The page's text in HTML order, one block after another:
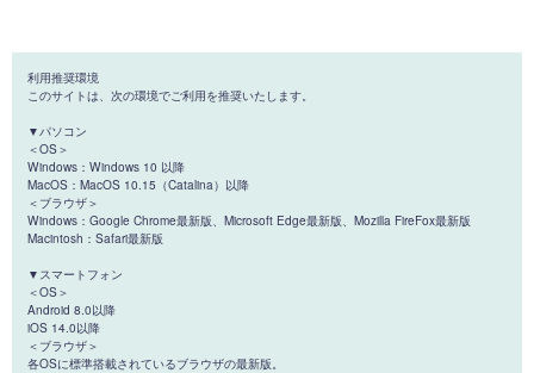
利用推奨環境
このサイトは、次の環境でご利用を推奨いたします。
▼パソコン
＜OS＞
Windows：Windows 10 以降
MacOS：MacOS 10.15（Catalina）以降
＜ブラウザ＞
Windows：Google Chrome最新版、Microsoft Edge最新版、Mozilla FireFox最新版
Macintosh：Safari最新版
▼スマートフォン
＜OS＞
Android 8.0以降
iOS 14.0以降
＜ブラウザ＞
各OSに標準搭載されているブラウザの最新版。